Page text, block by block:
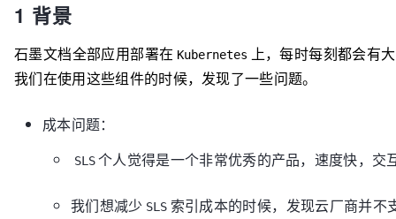
1 背景
石墨文档全部应用部署在 Kubernetes 上，每时每刻都会有
我们在使用这些组件的时候，发现了一些问题。
成本问题：
SLS 个人觉得是一个非常优秀的产品，速度快，交
我们想减少 SLS 索引成本的时候，发现云厂商并